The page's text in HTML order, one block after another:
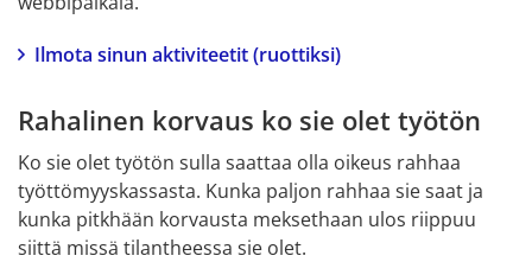
Ilmota sinun aktiviteetit (ruottiksi)
Rahalinen korvaus ko sie olet työtön
Ko sie olet työtön sulla saattaa olla oikeus rahhaa
työttömyyskassasta. Kunka paljon rahhaa sie saat ja
kunka pitkhään korvausta meksethaan ulos riippuu
siittä missä tilantheessa sie olet.